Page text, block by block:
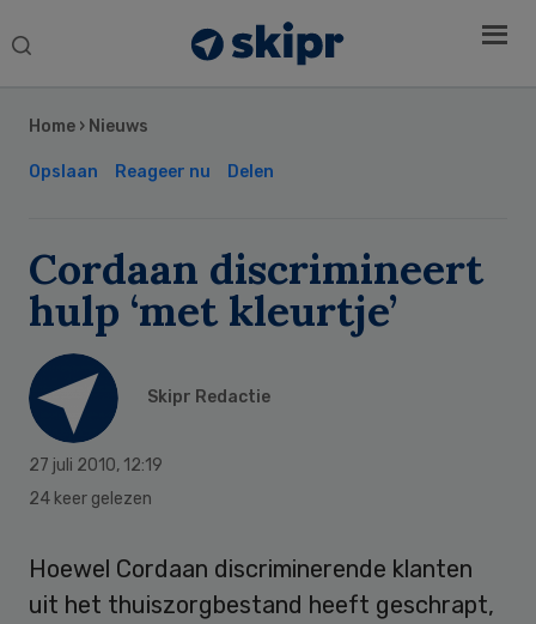
Search
Home › Nieuws
Opslaan Reageer nu Delen
Cordaan discrimineert
hulp ‘met kleurtje’
Skipr Redactie
27 juli 2010, 12:19
24 keer gelezen
Hoewel Cordaan discriminerende klanten
uit het thuiszorgbestand heeft geschrapt,
Sidebar